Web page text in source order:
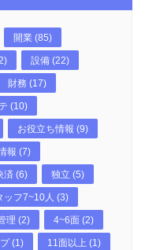
開業 (85)
設備 (22)
財務 (17)
(10)
お役立ち情報 (9)
報 (7)
済 (6) 独立 (5)
ッフ7~10人 (3)
理 (2) 4~6面 (2)
(1) 11面以上 (1)